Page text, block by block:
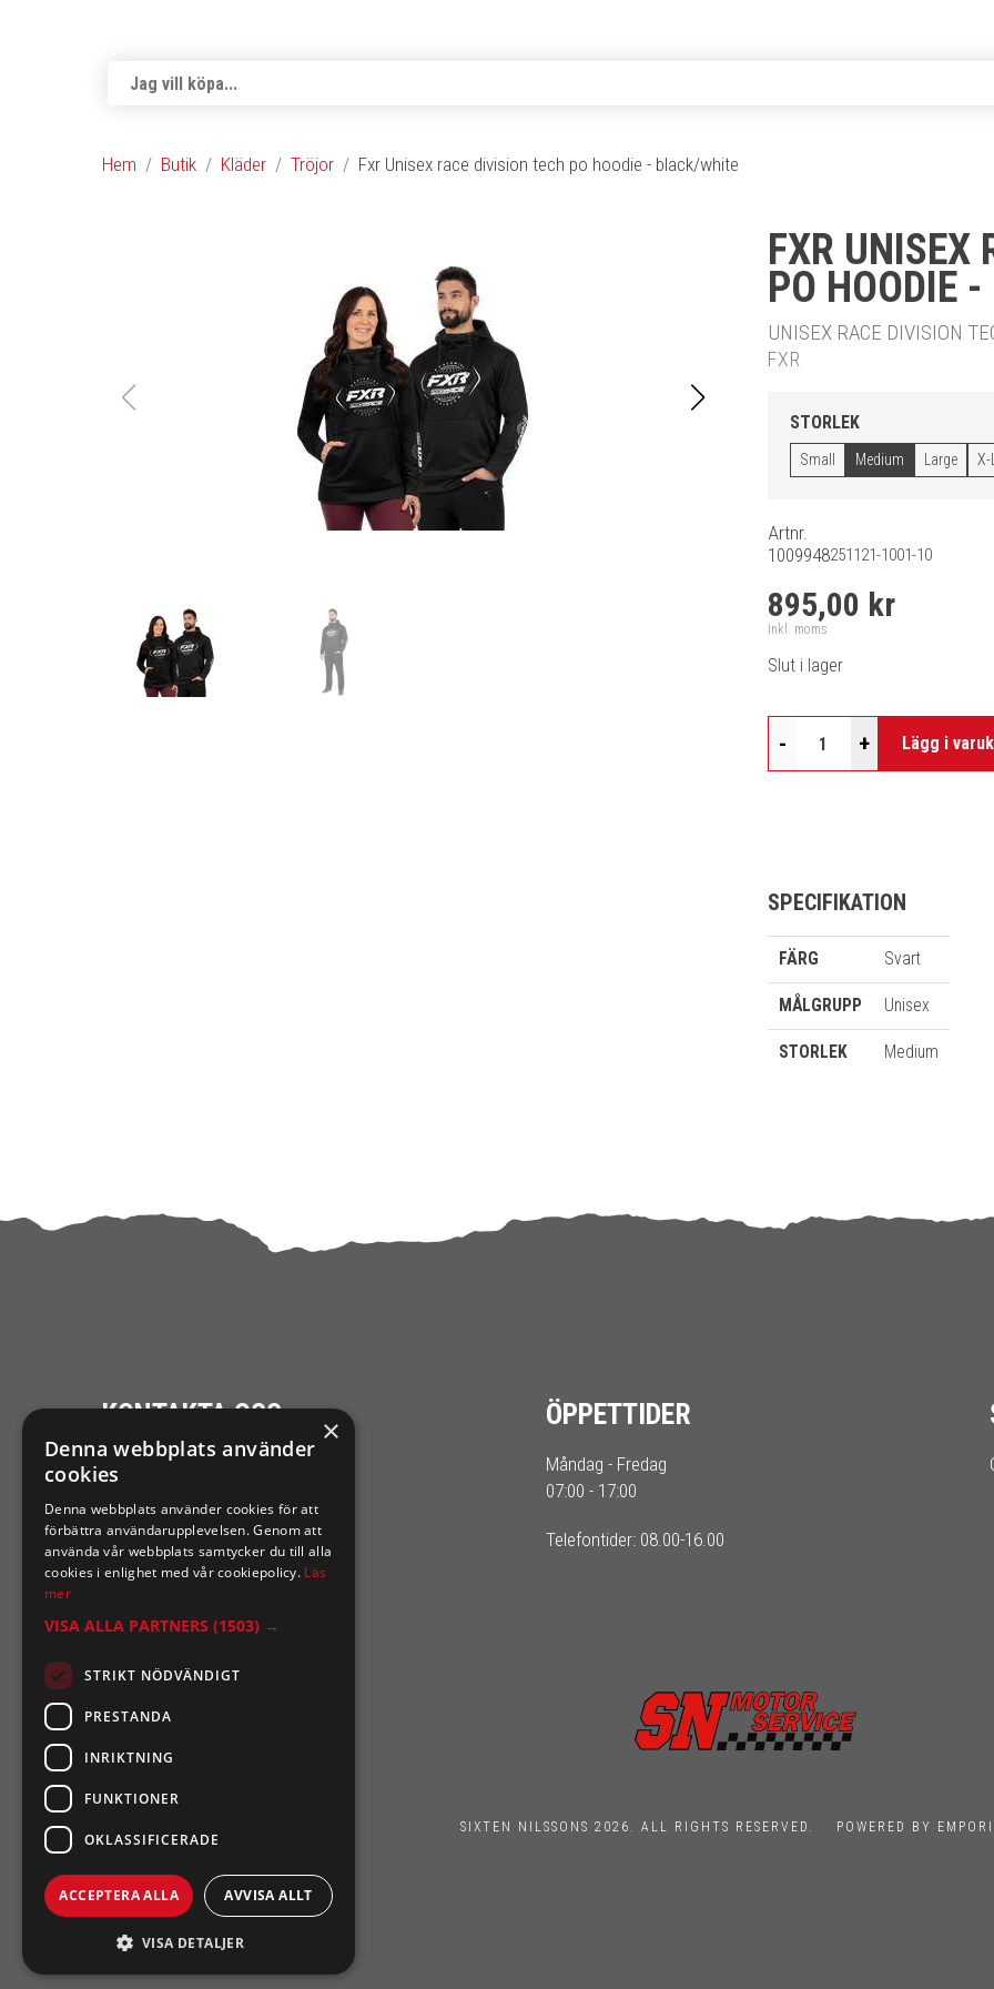
Hem Butik Kläder Tröjor Fxr Unisex race division tech po hoodie - black/white
FXR UNISEX
PO HOODIE
UNISEX RACE DIVISION
FXR
STORLEK
Small Medium Large X-
Artnr.
1009948251121-1001-10
895,00 kr
Inkl. moms
Slut i lager
- + Lägg i
SPECIFIKATION
FÄRG Svart
MÅLGRUPP Unisex
STORLEK Medium
KONTAKTA OSS
Ångra mitt köp
0921-102 09
support@sixtennilssons.com
ÖPPETTIDER
Måndag - Fredag
07:00 - 17:00
Telefontider: 08.00-16.00
SIXTEN NILSSONS 2026. ALL RIGHTS RESERVED. POWERED BY
×
Denna webbplats använder
cookies
Denna webbplats använder cookies för att
förbättra användarupplevelsen. Genom att
använda vår webbplats samtycker du till alla
cookies i enlighet med vår cookiepolicy. Läs
mer
VISA ALLA PARTNERS (1503) →
STRIKT NÖDVÄNDIGT
PRESTANDA
INRIKTNING
FUNKTIONER
OKLASSIFICERADE
ACCEPTERA ALLA AVVISA ALLT
VISA DETALJER